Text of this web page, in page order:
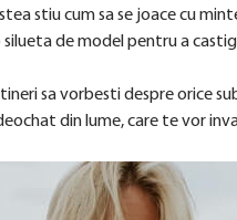
stiu cum sa se joace cu
de model pentru a
sa vorbesti despre orice
din lume, care te vor